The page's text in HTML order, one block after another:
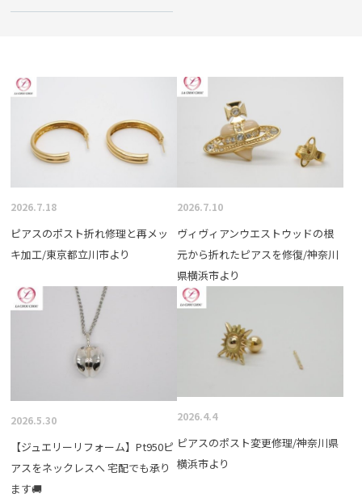
2026.7.18
ピアスのポスト折れ修理と再メッ
キ加工/東京都立川市より
2026.7.10
ヴィヴィアンウエストウッドの根
元から折れたピアスを修復/神奈川
県横浜市より
2026.5.30
【ジュエリーリフォーム】Pt950ピ
アスをネックレスへ 宅配でも承り
ます🚚
2026.4.4
ピアスのポスト変更修理/神奈川県
横浜市より